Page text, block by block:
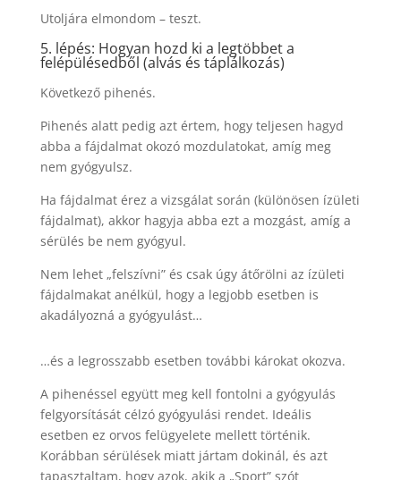
Utoljára elmondom – teszt.
5. lépés: Hogyan hozd ki a legtöbbet a
felépülésedből (alvás és táplálkozás)
Következő pihenés.
Pihenés alatt pedig azt értem, hogy teljesen hagyd
abba a fájdalmat okozó mozdulatokat, amíg meg
nem gyógyulsz.
Ha fájdalmat érez a vizsgálat során (különösen ízületi
fájdalmat), akkor hagyja abba ezt a mozgást, amíg a
sérülés be nem gyógyul.
Nem lehet „felszívni” és csak úgy átőrölni az ízületi
fájdalmakat anélkül, hogy a legjobb esetben is
akadályozná a gyógyulást…
…és a legrosszabb esetben további károkat okozva.
A pihenéssel együtt meg kell fontolni a gyógyulás
felgyorsítását célzó gyógyulási rendet. Ideális
esetben ez orvos felügyelete mellett történik.
Korábban sérülések miatt jártam dokinál, és azt
tapasztaltam, hogy azok, akik a „Sport” szót